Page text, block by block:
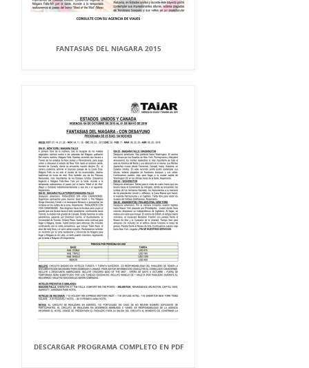
FANTASIAS DEL NIAGARA 2015
DESCARGAR PROGRAMA COMPLETO EN PDF